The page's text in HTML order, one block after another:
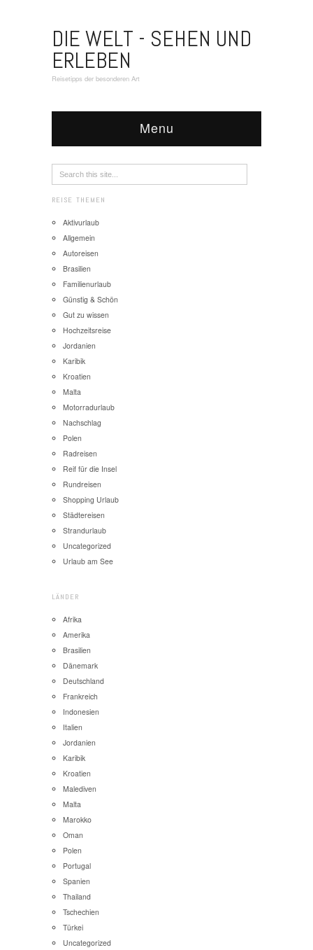
DIE WELT - SEHEN UND
ERLEBEN
Reisetipps der besonderen Art
Menu
REISE THEMEN
Aktivurlaub
Allgemein
Autoreisen
Brasilien
Familienurlaub
Günstig & Schön
Gut zu wissen
Hochzeitsreise
Jordanien
Karibik
Kroatien
Malta
Motorradurlaub
Nachschlag
Polen
Radreisen
Reif für die Insel
Rundreisen
Shopping Urlaub
Städtereisen
Strandurlaub
Uncategorized
Urlaub am See
LÄNDER
Afrika
Amerika
Brasilien
Dänemark
Deutschland
Frankreich
Indonesien
Italien
Jordanien
Karibik
Kroatien
Malediven
Malta
Marokko
Oman
Polen
Portugal
Spanien
Thailand
Tschechien
Türkei
Uncategorized